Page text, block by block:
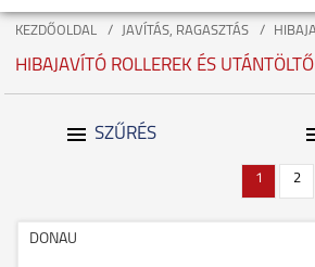
KEZDŐOLDAL JAVÍTÁS, RAGASZTÁS
HIBAJAVÍTÓ ROLLEREK ÉS
SZŰRÉS
1 2
DONAU